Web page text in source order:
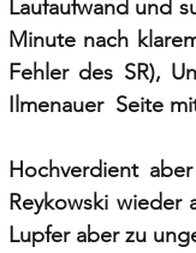
Laufaufwand und
Minute nach
Fehler des SR),
Ilmenauer  Seite
Hochverdient
Reykowski wieder
Lupfer aber zu